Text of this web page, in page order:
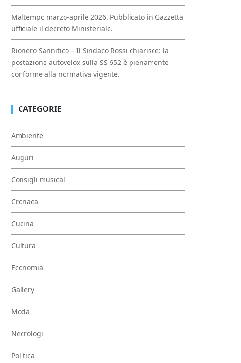
Maltempo marzo-aprile 2026. Pubblicato in Gazzetta
ufficiale il decreto Ministeriale.
Rionero Sannitico – Il Sindaco Rossi chiarisce: la
postazione autovelox sulla SS 652 è pienamente
conforme alla normativa vigente.
CATEGORIE
Ambiente
Auguri
Consigli musicali
Cronaca
Cucina
Cultura
Economia
Gallery
Moda
Necrologi
Politica